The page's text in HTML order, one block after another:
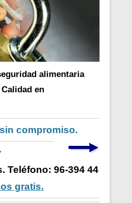
alimentaria
Calidad en
compromiso.
Teléfono: 96-394 44
gratis.